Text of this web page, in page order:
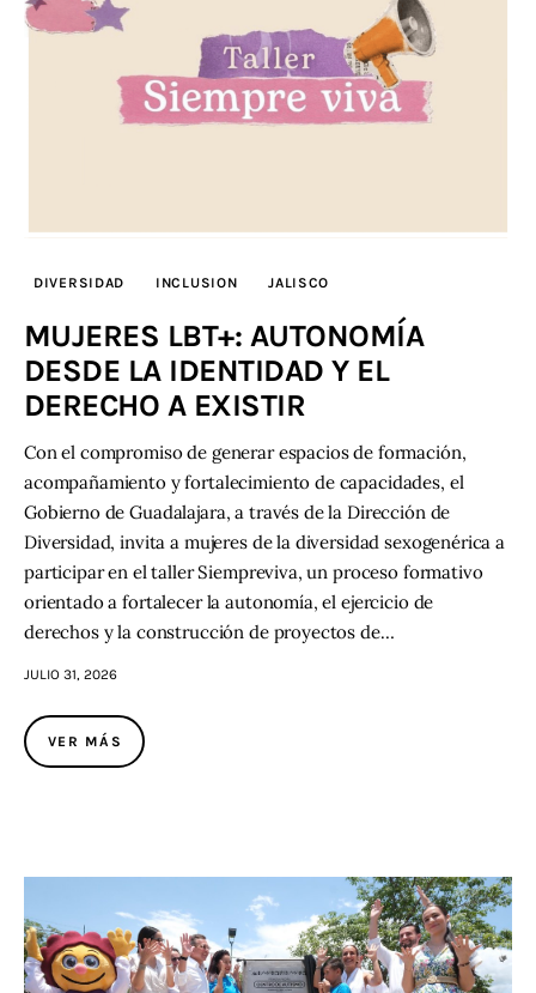
DIVERSIDAD INCLUSION JALISCO
MUJERES LBT+: AUTONOMÍA
DESDE LA IDENTIDAD Y EL
DERECHO A EXISTIR
Con el compromiso de generar espacios de formación,
acompañamiento y fortalecimiento de capacidades, el
Gobierno de Guadalajara, a través de la Dirección de
Diversidad, invita a mujeres de la diversidad sexogenérica a
participar en el taller Siempreviva, un proceso formativo
orientado a fortalecer la autonomía, el ejercicio de
derechos y la construcción de proyectos de…
JULIO 31, 2026
VER MÁS